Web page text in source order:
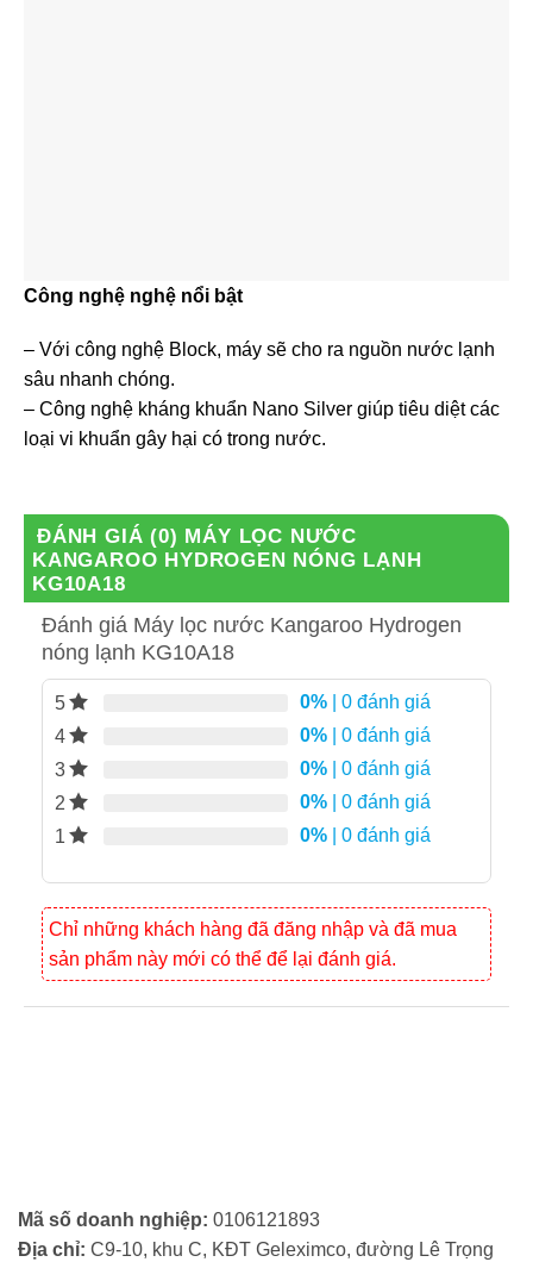
Công nghệ nghệ nổi bật
– Với công nghệ Block, máy sẽ cho ra nguồn nước lạnh
sâu nhanh chóng.
– Công nghệ kháng khuẩn Nano Silver giúp tiêu diệt các
loại vi khuẩn gây hại có trong nước.
ĐÁNH GIÁ (0) MÁY LỌC NƯỚC
KANGAROO HYDROGEN NÓNG LẠNH
KG10A18
Đánh giá Máy lọc nước Kangaroo Hydrogen
nóng lạnh KG10A18
5 0% | 0 đánh giá
4
0% | 0 đánh giá
3
0% | 0 đánh giá
2
0% | 0 đánh giá
1
0% | 0 đánh giá
Chỉ những khách hàng đã đăng nhập và đã mua
sản phẩm này mới có thể để lại đánh giá.
Mã số doanh nghiệp: 0106121893
Địa chỉ: C9-10, khu C, KĐT Geleximco, đường Lê Trọng